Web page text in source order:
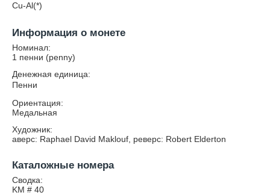
Cu-Al(*)
Информация о монете
Номинал:
1 пенни (penny)
Денежная единица:
Пенни
Ориентация:
Медальная
Художник:
аверс: Raphael David Maklouf, реверс: Robert Elderton
Каталожные номера
Сводка:
KM # 40